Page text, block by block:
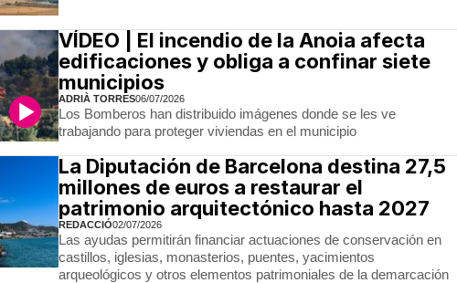
VÍDEO | El incendio de la Anoia afecta
edificaciones y obliga a confinar siete
municipios
ADRIÀ TORRES06/07/2026
Los Bomberos han distribuido imágenes donde se les ve
trabajando para proteger viviendas en el municipio
La Diputación de Barcelona destina 27,5
millones de euros a restaurar el
patrimonio arquitectónico hasta 2027
REDACCIÓ02/07/2026
Las ayudas permitirán financiar actuaciones de conservación en
castillos, iglesias, monasterios, puentes, yacimientos
arqueológicos y otros elementos patrimoniales de la demarcación